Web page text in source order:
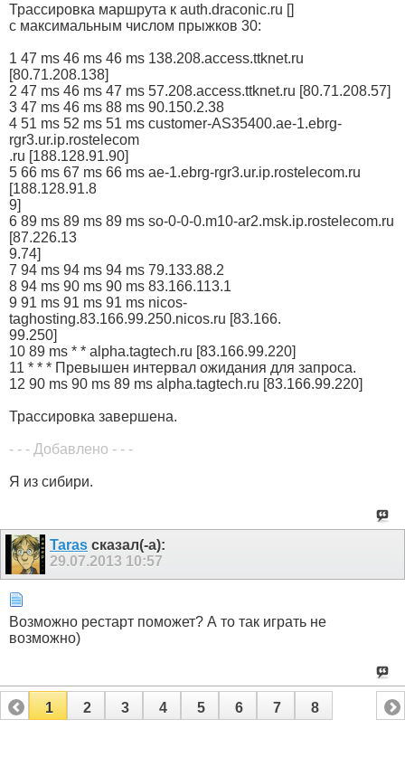
Трассировка маршрута к auth.draconic.ru []
с максимальным числом прыжков 30:
1 47 ms 46 ms 46 ms 138.208.access.ttknet.ru
[80.71.208.138]
2 47 ms 46 ms 47 ms 57.208.access.ttknet.ru [80.71.208.57]
3 47 ms 46 ms 88 ms 90.150.2.38
4 51 ms 52 ms 51 ms customer-AS35400.ae-1.ebrg-
rgr3.ur.ip.rostelecom
.ru [188.128.91.90]
5 66 ms 67 ms 66 ms ae-1.ebrg-rgr3.ur.ip.rostelecom.ru
[188.128.91.8
9]
6 89 ms 89 ms 89 ms so-0-0-0.m10-ar2.msk.ip.rostelecom.ru
[87.226.13
9.74]
7 94 ms 94 ms 94 ms 79.133.88.2
8 94 ms 90 ms 90 ms 83.166.113.1
9 91 ms 91 ms 91 ms nicos-
taghosting.83.166.99.250.nicos.ru [83.166.
99.250]
10 89 ms * * alpha.tagtech.ru [83.166.99.220]
11 * * * Превышен интервал ожидания для запроса.
12 90 ms 90 ms 89 ms alpha.tagtech.ru [83.166.99.220]
Трассировка завершена.
- - - Добавлено - - -
Я из сибири.
Taras сказал(-а):
29.07.2013 10:57
Возможно рестарт поможет? А то так играть не
возможно)
1 2 3 4 5 6 7 8